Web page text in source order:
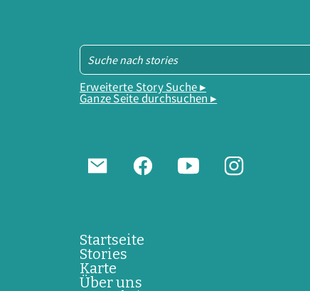
Erweiterte Story Suche ▸
Ganze Seite durchsuchen ▸
Startseite
Stories
Karte
Über uns